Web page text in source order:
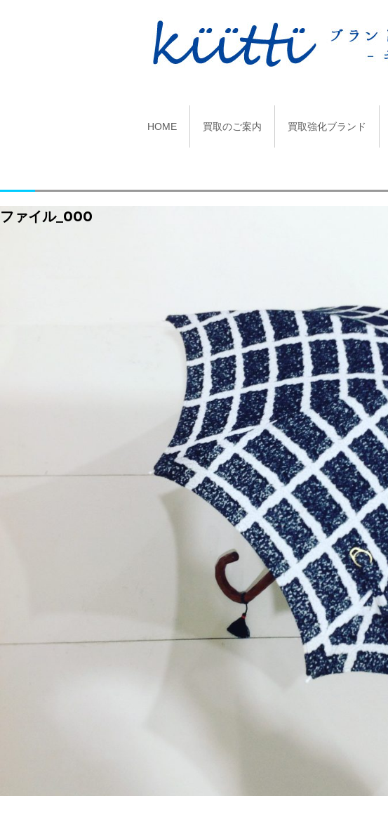
HOME 買取のご案内 買取強化ブランド
ファイル_000